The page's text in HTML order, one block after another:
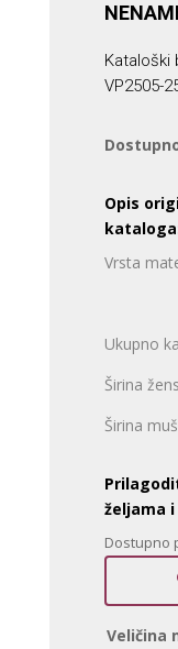
Kataloški
VP2505-
Opis
Vrsta
Ukupno
Širina
Širina
željama
Dostupno
Veličina